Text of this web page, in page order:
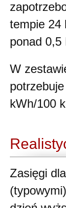
tempie 24
ponad 0,5
W
kWh/100
Zasięgi